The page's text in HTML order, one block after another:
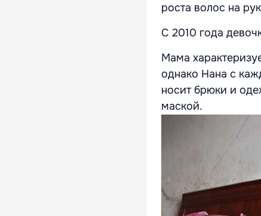
роста волос на
С 2010 года
Мама
однако Нана с
носит брюки и
маской.